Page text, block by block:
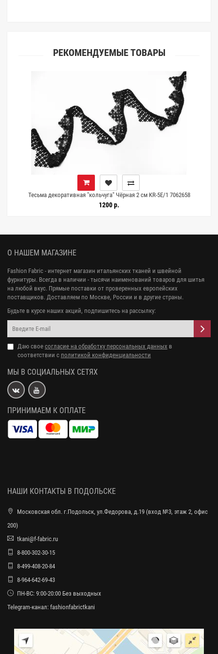
РЕКОМЕНДУЕМЫЕ ТОВАРЫ
Тесьма декоративная "кольчуга" Чёрная 2 см KR-5E/1 7062658
1200 р.
О НАШЕМ МАГАЗИНЕ
Fashion Fabric - интернет магазин итальянских тканей и швейной
фурнитуры. Всегда в наличии - тысячи наименований товаров для шитья
на любой вкус. Прямые поставки от проверенных европейских
поставщиков. Доставляем по Москве, России и в другие страны.
Будьте в курсе наших акций, подпишитесь на рассылку:
Даю свое согласие на обработку персональных данных в
соответствии с политикой конфиденциальности
МЫ В СОЦИАЛЬНЫХ СЕТЯХ
ПРИНИМАЕМ К ОПЛАТЕ
НАШИ КОНТАКТЫ В ПОДОЛЬСКЕ
Московская обл. г.Подольск, ул.Федорова, д.19 (вход №3, этаж 2, офис
200)
tkani@f-fabric.ru
8-800-302-30-15
8-499-408-20-84
8-964-642-69-43
ПН-ВС: 9:00-20:00 Без выходных
Telegram-канал: fashionfabrictkani